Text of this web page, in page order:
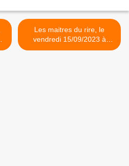
Les maitres du rire, le
vendredi 15/09/2023 à
21h10 sur France 3 dans